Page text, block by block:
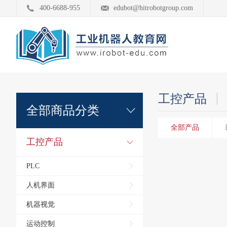
400-6688-955 edubot@hitrobotgroup.com
全部商品分类
工控产品
PLC
人机界面
机器视觉
运动控制
工控产品
全部产品